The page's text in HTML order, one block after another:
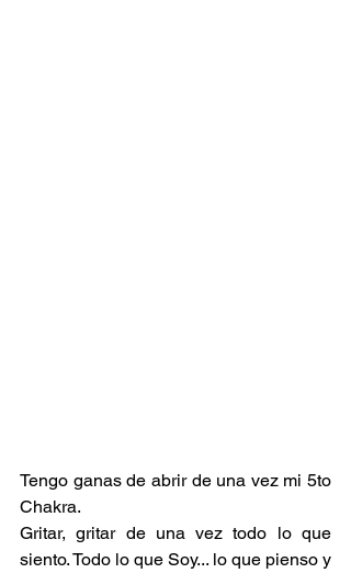
Tengo ganas de abrir de una vez mi 5to
Chakra.
Gritar, gritar de una vez todo lo que
siento. Todo lo que Soy... lo que pienso y